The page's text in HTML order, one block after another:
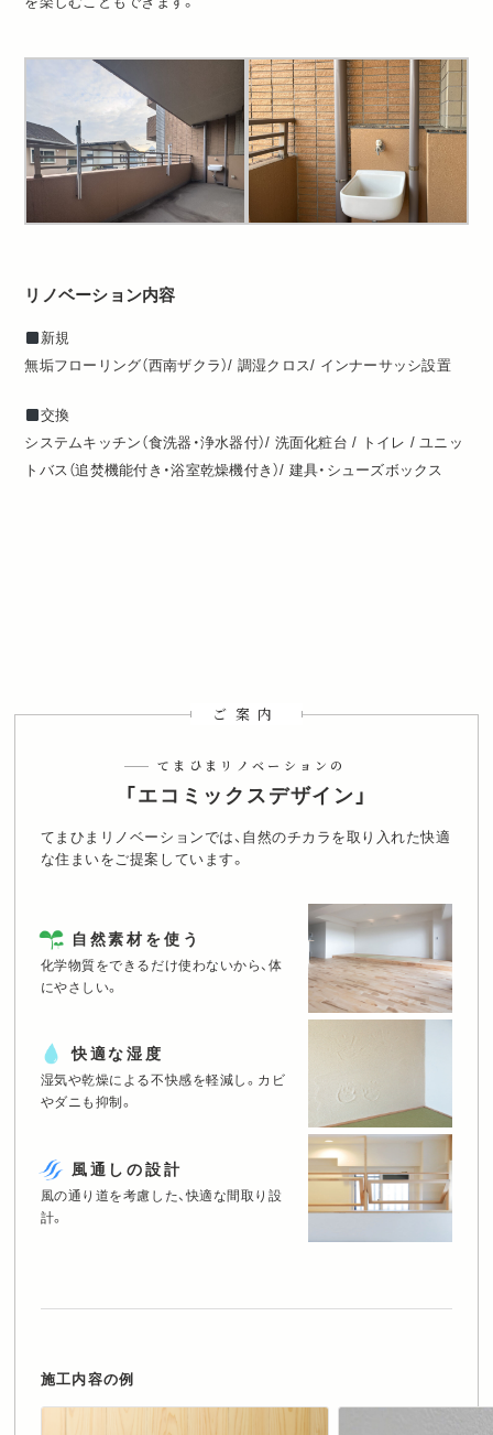
リノベーション内容
新規
無垢フローリング（西南ザクラ）/ 調湿クロス/ インナーサッシ設置
交換
システムキッチン（食洗器・浄水器付）/ 洗面化粧台 / トイレ / ユニッ
トバス（追焚機能付き・浴室乾燥機付き）/ 建具・シューズボックス
ご案内
てまひまリノベーションの
「エコミックスデザイン」
てまひまリノベーションでは、自然のチカラを取り入れた快適
な住まいをご提案しています。
自然素材を使う
化学物質をできるだけ使わないから、体
にやさしい。
快適な湿度
湿気や乾燥による不快感を軽減し。 カビ
やダニも抑制。
風通しの設計
風の通り道を考慮した、快適な間取り設
計。
施工内容の例